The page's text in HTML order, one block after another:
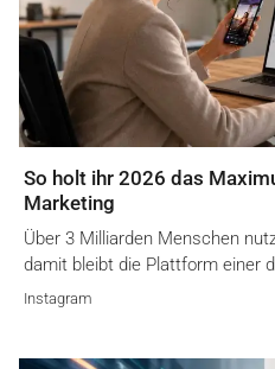
So holt ihr 2026 das
Marketing
Über 3 Milliarden Menschen
damit bleibt die Plattform einer
Instagram